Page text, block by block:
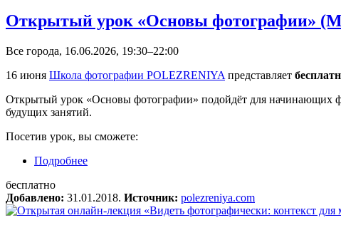
Открытый урок «Основы фотографии»
Все города, 16.06.2026, 19:30–22:00
16 июня Школа фотографии POLEZRENIYA представляет
Открытый урок «Основы фотографии» подойдёт для начинающих
будущих занятий.
Посетив урок, вы сможете:
Подробнее
бесплатно
Добавлено: 31.01.2018. Источник: polezreniya.com